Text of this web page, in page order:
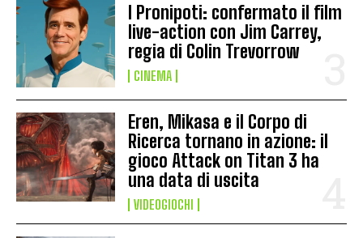
I Pronipoti: confermato il film
live-action con Jim Carrey,
regia di Colin Trevorrow
CINEMA
Eren, Mikasa e il Corpo di
Ricerca tornano in azione: il
gioco Attack on Titan 3 ha
una data di uscita
VIDEOGIOCHI